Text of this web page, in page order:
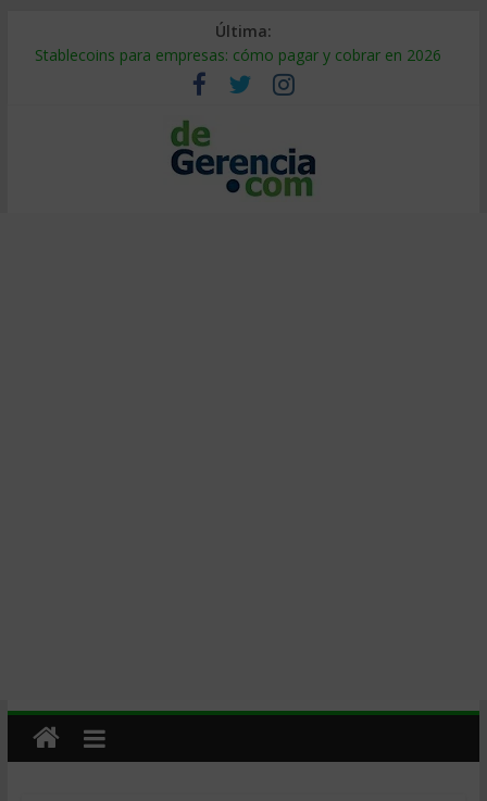
Última:
Stablecoins para empresas: cómo pagar y cobrar en 2026
Despido silencioso: qué es y por qué sale tan caro
IA en selección de personal: cómo auditarla a tiempo
Trabajo forzoso en la cadena de suministro: qué hacer
Mercado hispano de EE. UU.: cómo segmentarlo y venderle